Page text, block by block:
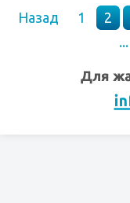
Назад 1 2
...